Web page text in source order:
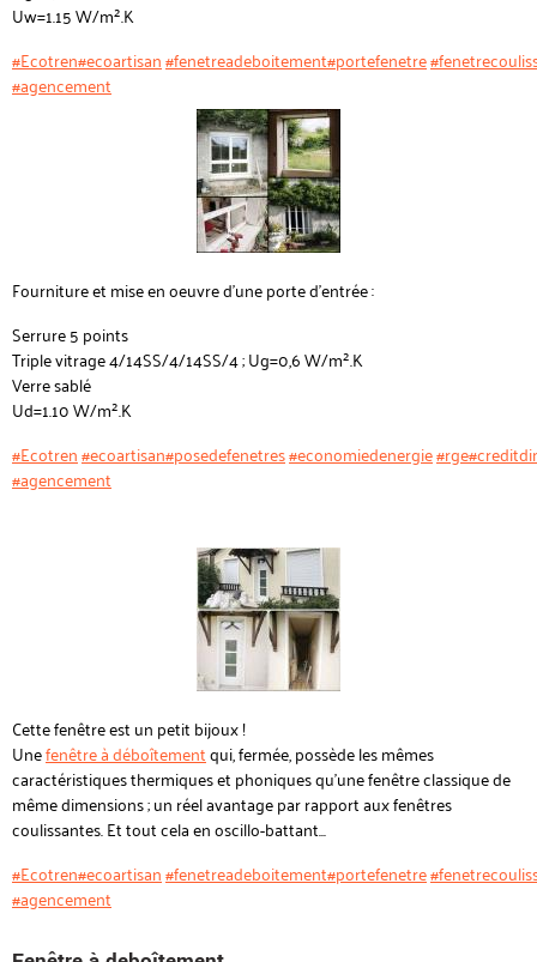
Uw=1.15 W/m².K
#Ecotren#ecoartisan#fenetreadeboitement#portefenetre
#agencement
Fourniture et mise en oeuvre d'une porte d'entrée :
Serrure 5 points
Triple vitrage 4/14SS/4/14SS/4 ; Ug=0,6 W/m².K
Verre sablé
Ud=1.10 W/m².K
#Ecotren#ecoartisan#posedefenetres#economiedenergie#rge
#agencement
Cette fenêtre est un petit bijoux !
Unefenêtre à déboîtementqui, fermée, possède les mêmes
caractéristiques thermiques et phoniques qu'une fenêtre classique de
même dimensions ; un réel avantage par rapport aux fenêtres
coulissantes. Et tout cela en oscillo-battant...
#Ecotren#ecoartisan#fenetreadeboitement#portefenetre
#agencement